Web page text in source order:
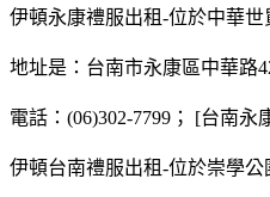
伊頓永康禮服出租-位於中華世
地址是：台南市永康區中華路
電話：(06)302-7799； [台南永
伊頓台南禮服出租-位於崇學公